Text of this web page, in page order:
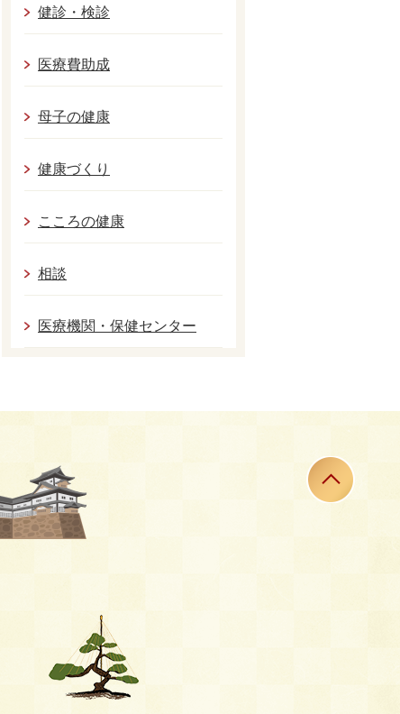
健診・検診
医療費助成
母子の健康
健康づくり
こころの健康
相談
医療機関・保健センター